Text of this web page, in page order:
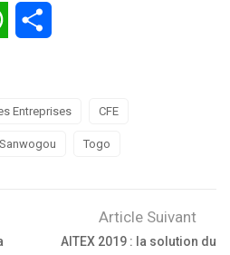
WhatsApp
Entreprises CFE
Togo
Article Suivant
AITEX 2019 : la solution du